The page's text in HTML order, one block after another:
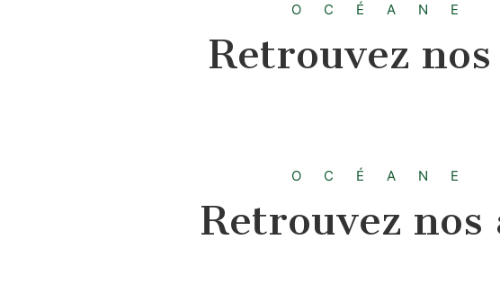
OCÉANE
Retrouvez
OCÉANE
Retrouvez